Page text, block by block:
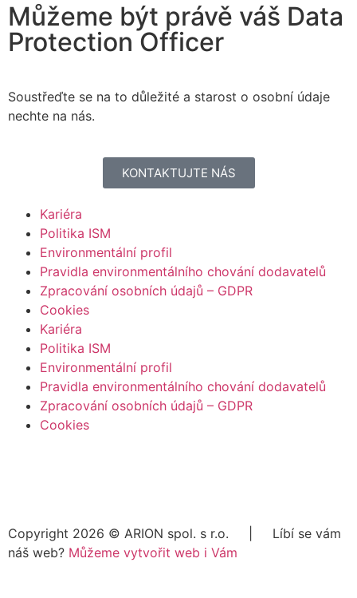
Můžeme být právě váš Data
Protection Officer
Soustřeďte se na to důležité a starost o osobní údaje
nechte na nás.
KONTAKTUJTE NÁS
Kariéra
Politika ISM
Environmentální profil
Pravidla environmentálního chování dodavatelů
Zpracování osobních údajů – GDPR
Cookies
Kariéra
Politika ISM
Environmentální profil
Pravidla environmentálního chování dodavatelů
Zpracování osobních údajů – GDPR
Cookies
Copyright 2026 © ARION spol. s r.o. | Líbí se vám
náš web? Můžeme vytvořit web i Vám